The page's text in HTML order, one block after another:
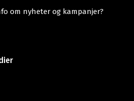
om nyheter og kampanjer?